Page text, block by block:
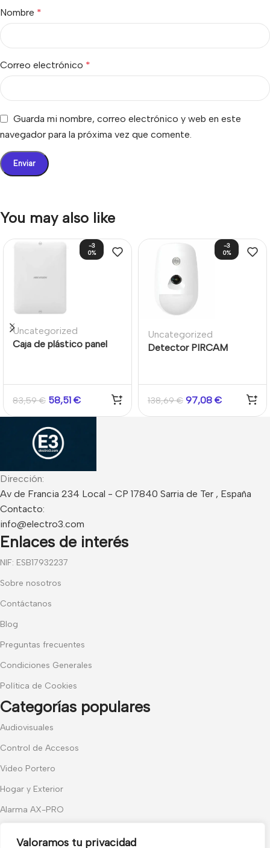
Valoramos tu privacidad
Nombre *
Correo electrónico *
Guarda mi nombre, correo electrónico y web en este
navegador para la próxima vez que comente.
You may also like
-3
0%
Uncategorized
Caja de plástico panel
83,59€ 58,51 €
-3
0%
Uncategorized
Detector PIRCAM
138,69€ 97,08 €
Dirección:
Av de Francia 234 Local - CP 17840 Sarria de Ter , España
Contacto:
info@electro3.com
Enlaces de interés
NIF: ESB17932237
Sobre nosotros
Contáctanos
Blog
Preguntas frecuentes
Condiciones Generales
Política de Cookies
Categorías populares
Audiovisuales
Control de Accesos
Video Portero
Hogar y Exterior
Alarma AX-PRO